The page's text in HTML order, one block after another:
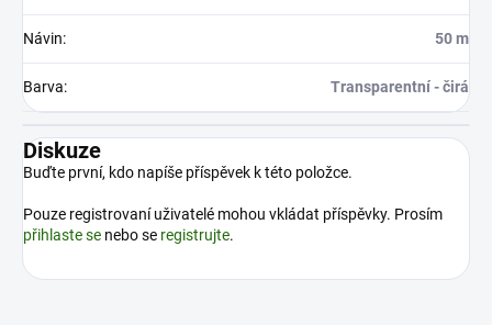
Návin: 50 m
Barva: Transparentní - čirá
Diskuze
Buďte první, kdo napíše příspěvek k této položce.
Pouze registrovaní uživatelé mohou vkládat příspěvky. Prosím
přihlaste se nebo se registrujte.